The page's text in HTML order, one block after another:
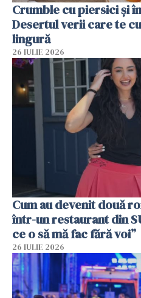
Crumble cu piersici și
Desertul verii care te
lingură
26 IULIE 2026
Cum au devenit două
într-un restaurant din
ce o să mă fac fără voi”
26 IULIE 2026